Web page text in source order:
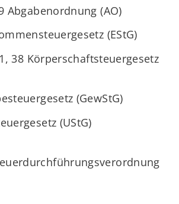
Abgabenordnung (AO)
(EStG)
38 Körperschaftsteuergesetz
(GewStG)
(UStG)